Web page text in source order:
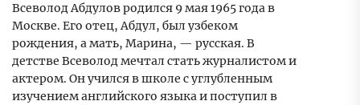
Всеволод Абдулов родился 9 мая 1965 года в
Москве. Его отец, Абдул, был узбеком
рождения, а мать, Марина, — русская. В
детстве Всеволод мечтал стать журналистом и
актером. Он учился в школе с углубленным
изучением английского языка и поступил в